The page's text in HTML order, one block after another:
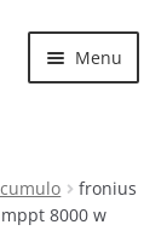
Menu
fronius
8000 w